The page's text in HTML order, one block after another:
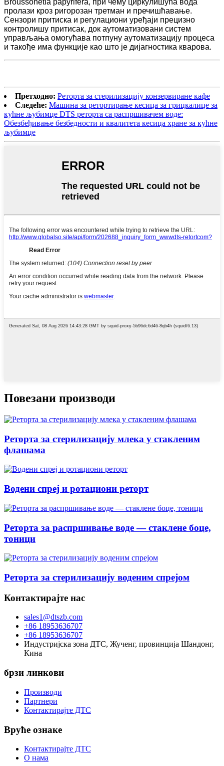
Broussonetia papyrifera, при чему циркулишућа вода
пролази кроз ригорозан третман и пречишћавање.
Сензори притиска и регулациони уређаји прецизно
контролишу притисак, док аутоматизовани систем
управљања омогућава потпуну аутоматизацију процеса
и такође има функције као што је дијагностика кварова.
Претходно: Реторта за стерилизацију конзервиране кафе
Следеће: Машина за ретортирање кесица за грицкалице за
кућне љубимце DTS реторта са распршивачем воде:
Обезбеђивање безбедности и квалитета кесица хране за кућне
љубимце
Повезани производи
Реторта за стерилизацију млека у стакленим
флашама
Водени спреј и ротациони реторт
Реторта за распршивање воде — стаклене боце,
тоници
Реторта за стерилизацију воденим спрејом
Контактирајте нас
sales1@dtszb.com
+86 18953636707
+86 18953636707
Индустријска зона ДТС, Жученг, провинција Шандонг,
Кина
брзи линкови
Производи
Партнери
Контактирајте ДТС
Вруће ознаке
Контактирајте ДТС
О нама